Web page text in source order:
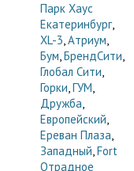
Парк Хаус
Екатеринбург,
XL-3,Атриум,
Бум,БрендСити,
Глобал Сити,
Горки,ГУМ,
Дружба,
Европейский,
Ереван Плаза,
Западный,Fort
Отрадное